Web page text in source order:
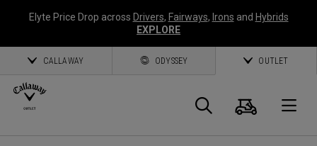
Elyte Price Drop across Drivers, Fairways, Irons and Hybrids
EXPLORE
CALLAWAY ODYSSEY OUTLET
Panier